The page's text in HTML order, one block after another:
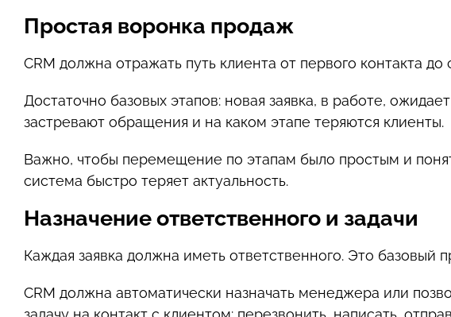
Простая воронка продаж
CRM должна отражать путь клиента от первого контакта
Достаточно базовых этапов: новая заявка, в работе,
застревают обращения и на каком этапе теряются клиенты.
Важно, чтобы перемещение по этапам было простым и
система быстро теряет актуальность.
Назначение ответственного и задачи
Каждая заявка должна иметь ответственного. Это базовый
CRM должна автоматически назначать менеджера или